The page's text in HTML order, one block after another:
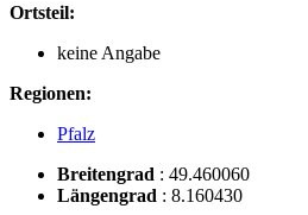
Ortsteil:
keine Angabe
Regionen:
Pfalz
Breitengrad : 49.460060
Längengrad : 8.160430